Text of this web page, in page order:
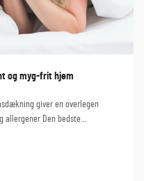
og myg-frit hjem
giver en overlegen
allergener Den bedste